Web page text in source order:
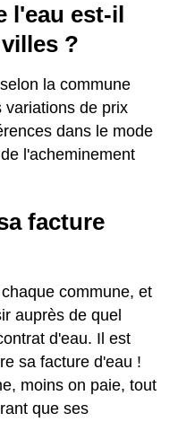
l'eau est-il
?
la commune
variations de prix
dans le mode
l'acheminement
facture
commune, et
auprès de quel
d'eau. Il est
sa facture d'eau !
moins on paie, tout
que ses